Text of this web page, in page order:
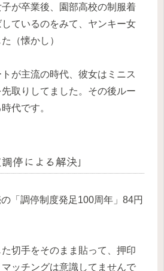
が卒業後、園部高校の制服着
ているのをみて、ヤンキー女
（懐かし）
が主流の時代、彼女はミニス
取りしてました。その後ルー
代です。
停による解決」
「調停制度発足100周年」84円
切手をそのまま貼って、押印
ッチングは意識してませんで